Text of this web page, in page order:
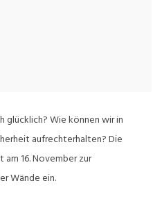
glücklich? Wie können wir in
aufrechterhalten? Die
16. November zur
Wände ein.